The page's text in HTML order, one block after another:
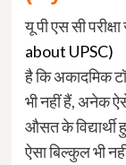
यू पी एस सी
about UPSC)
है कि अकादमिक
भी नहीं हैं, अनेक
औसत के
ऐसा बिल्कुल भी